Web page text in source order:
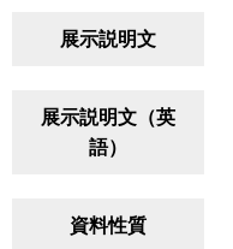
展示説明文
展示説明文（英
語）
資料性質